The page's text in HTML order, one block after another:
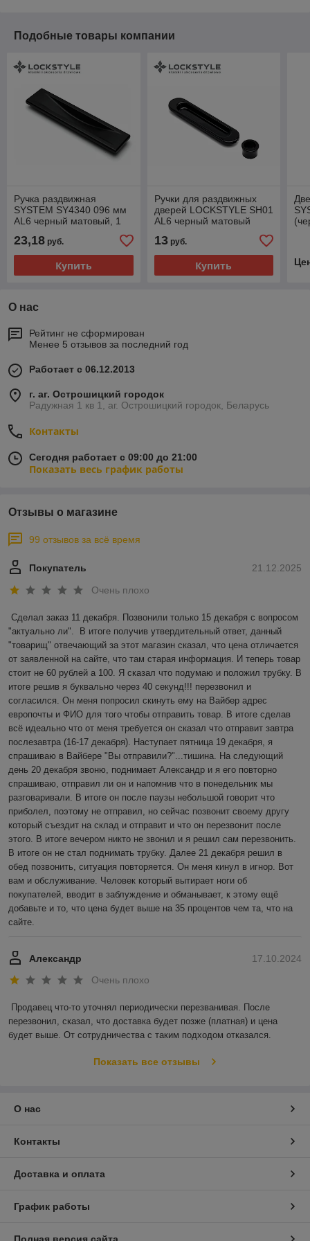
Подобные товары компании
Ручка раздвижная
SYSTEM SY4340 096 мм
AL6 черный матовый, 1
23,18 руб.
Купить
Ручки для раздвижных
дверей LOCKSTYLE SH01
AL6 черный матовый
13руб.
Купить
О нас
Рейтинг не сформирован
Менее 5 отзывов за последний год
Работает с 06.12.2013
г. аг. Острошицкий городок
Радужная 1 кв 1, аг. Острошицкий городок, Беларусь
Контакты
Сегодня работает с 09:00 до 21:00
Показать весь график работы
Отзывы о магазине
99 отзывов за всё время
21.12.2025
Покупатель
Очень плохо
Сделал заказ 11 декабря. Позвонили только 15 декабря с вопросом
"актуально ли".  В итоге получив утвердительный ответ, данный
"товарищ" отвечающий за этот магазин сказал, что цена отличается
от заявленной на сайте, что там старая информация. И теперь товар
стоит не 60 рублей а 100. Я сказал что подумаю и положил трубку. В
итоге решив я буквально через 40 секунд!!! перезвонил и
согласился. Он меня попросил скинуть ему на Вайбер адрес
европочты и ФИО для того чтобы отправить товар. В итоге сделав
всё идеально что от меня требуется он сказал что отправит завтра
послезавтра (16-17 декабря). Наступает пятница 19 декабря, я
спрашиваю в Вайбере "Вы отправили?"...тишина. На следующий
день 20 декабря звоню, поднимает Александр и я его повторно
спрашиваю, отправил ли он и напомнив что в понедельник мы
разговаривали. В итоге он после паузы небольшой говорит что
приболел, поэтому не отправил, но сейчас позвонит своему другу
который съездит на склад и отправит и что он перезвонит после
этого. В итоге вечером никто не звонил и я решил сам перезвонить.
В итоге он не стал поднимать трубку. Далее 21 декабря решил в
обед позвонить, ситуация повторяется. Он меня кинул в игнор. Вот
вам и обслуживание. Человек который вытирает ноги об
покупателей, вводит в заблуждение и обманывает, к этому ещё
добавьте и то, что цена будет выше на 35 процентов чем та, что на
сайте.
17.10.2024
Александр
Очень плохо
Продавец что-то уточнял периодически перезванивая. После
перезвонил, сказал, что доставка будет позже (платная) и цена
будет выше. От сотрудничества с таким подходом отказался.
Показать все отзывы
О нас
Контакты
Доставка и оплата
График работы